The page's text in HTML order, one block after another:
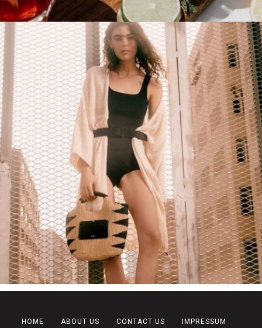
HOME ABOUT US CONTACT US IMPRESSUM